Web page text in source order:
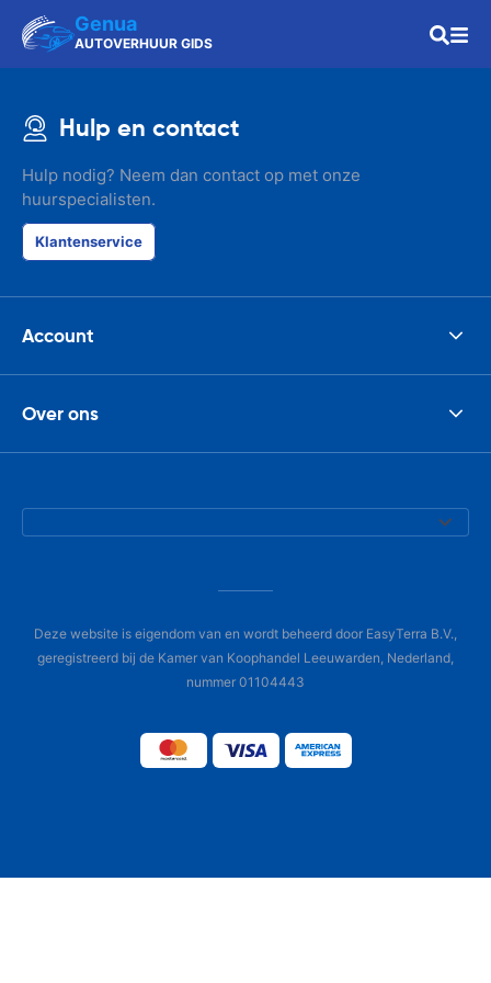
Genua
AUTOVERHUUR GIDS
Hulp en contact
Hulp nodig? Neem dan contact op met onze
huurspecialisten.
Klantenservice
Account
Over ons
Deze website is eigendom van en wordt beheerd door EasyTerra B.V.,
geregistreerd bij de Kamer van Koophandel Leeuwarden, Nederland,
nummer 01104443